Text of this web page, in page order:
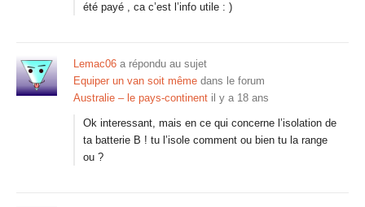
été payé , ca c’est l’info utile : )
Lemac06 a répondu au sujet
Equiper un van soit même dans le forum
Australie – le pays-continent il y a 18 ans
Ok interessant, mais en ce qui concerne l’isolation de
ta batterie B ! tu l’isole comment ou bien tu la range
ou ?